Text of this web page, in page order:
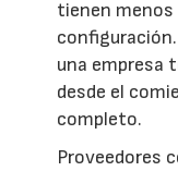
tienen menos
una empresa
desde el
completo.
Proveedores